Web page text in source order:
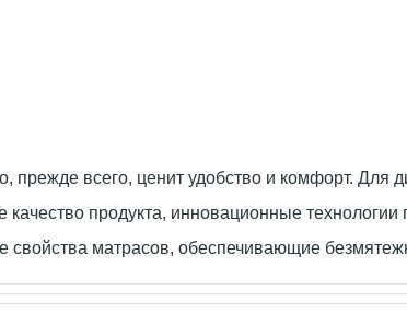
прежде всего, ценит удобство и комфорт.
продукта, инновационные
свойства матрасов, обеспечивающие